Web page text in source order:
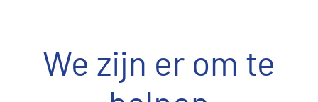
We zijn er om te